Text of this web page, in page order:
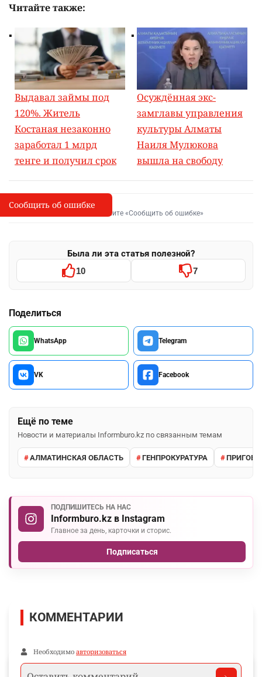
Читайте также:
Выдавал займы под
120%. Житель
Костаная незаконно
заработал 1 млрд
тенге и получил срок
Осуждённая экс-
замглавы управления
культуры Алматы
Наиля Мулюкова
вышла на свободу
I
Сообщить об опечатке
Выделите фрагмент и нажмите «Сообщить об ошибке»
Была ли эта статья полезной?
10 7
Поделиться
WhatsApp Telegram
VK Facebook
Ещё по теме
Новости и материалы Informburo.kz по связанным темам
АЛМАТИНСКАЯ ОБЛАСТЬ ГЕНПРОКУРАТУРА
ПОДПИШИТЕСЬ НА НАС
Informburo.kz в Instagram
Главное за день, карточки и сторис.
Подписаться
Сообщить об ошибке
КОММЕНТАРИИ
Необходимо авторизоваться